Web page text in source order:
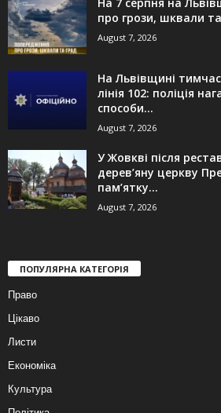
про грози, шквали
August 7, 2026
На Львівщині
лінія 102: поліція
способи...
August 7, 2026
У Жовкві після
дерев’яну церкву
пам’ятку...
August 7, 2026
ПОПУЛЯРНА КАТЕГОРІЯ
Право
Цікаво
Листи
Економіка
Культура